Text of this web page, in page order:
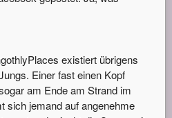
existiert übrigens
Einer fast einen Kopf
am Ende am Strand im
sich jemand auf angenehme